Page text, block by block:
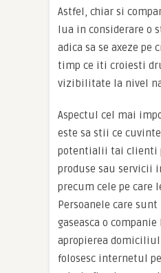
Astfel, chiar si
lua in considerare o
adica sa se axeze pe
timp ce iti croiesti
vizibilitate la nivel
Aspectul cel mai
este sa stii ce
potentialii tai clienti
produse sau servicii
precum cele pe care
Persoanele care
gaseasca o
apropierea
folosesc internetul